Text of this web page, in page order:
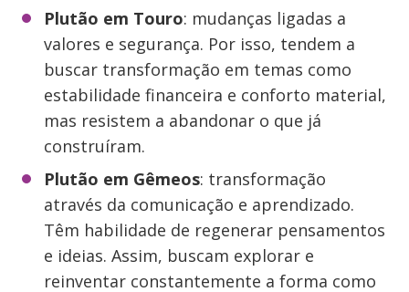
Plutão em Touro: mudanças ligadas a
valores e segurança. Por isso, tendem a
buscar transformação em temas como
estabilidade financeira e conforto material,
mas resistem a abandonar o que já
construíram.
Plutão em Gêmeos: transformação
através da comunicação e aprendizado.
Têm habilidade de regenerar pensamentos
e ideias. Assim, buscam explorar e
reinventar constantemente a forma como